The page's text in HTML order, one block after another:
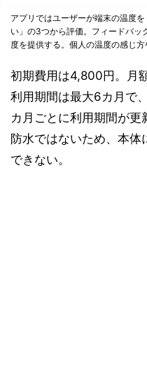
アプリではユーザーが端末の温度
い」の3つから評価。フィードバッ
度を提供する。個人の温度の感じ
初期費用は4,800円。月
利用期間は最大6カ月で
カ月ごとに利用期間が
防水ではないため、本体
できない。